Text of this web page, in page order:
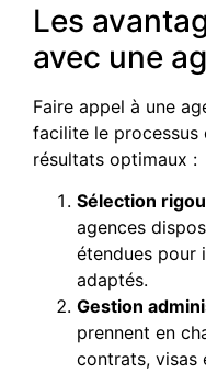
Les
avec une
Faire appel à une
facilite le
résultats optimaux :
Sélection
agences
étendues pour
adaptés.
Gestion
prennent en
contrats, visas